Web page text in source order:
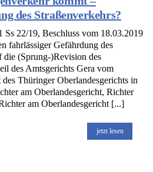
des Straßenverkehrs?
22/19, Beschluss vom 18.03.2019
fahrlässiger Gefährdung des
die (Sprung-)Revision des
des Amtsgerichts Gera vom
Thüringer Oberlandesgerichts in
am Oberlandesgericht, Richter
am Oberlandesgericht [...]
jetzt lesen